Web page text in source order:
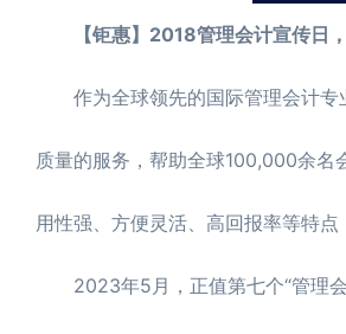
【钜惠】2018管理会计宣传日
作为全球领先的国际管理会计专
质量的服务，帮助全球100,000余名
用性强、方便灵活、高回报率等特
2023年5月，正值第七个“管理会